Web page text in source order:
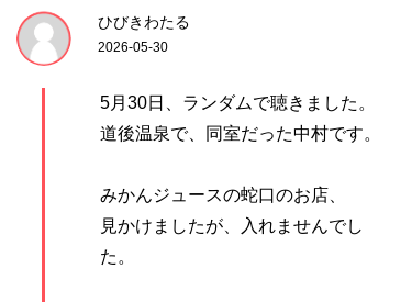
ひびきわたる
2026-05-30
5月30日、ランダムで聴きました。
道後温泉で、同室だった中村です。
みかんジュースの蛇口のお店、
見かけましたが、入れませんでし
た。